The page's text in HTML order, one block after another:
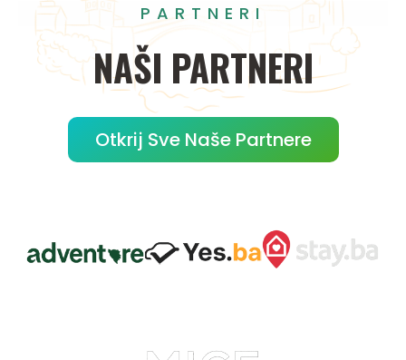
PARTNERI
NAŠI PARTNERI
Otkrij Sve Naše Partnere